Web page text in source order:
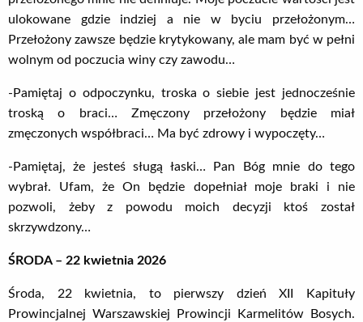
ulokowane gdzie indziej a nie w byciu przełożonym…
Przełożony zawsze będzie krytykowany, ale mam być w pełni
wolnym od poczucia winy czy zawodu…
-Pamiętaj o odpoczynku, troska o siebie jest jednocześnie
troską o braci… Zmęczony przełożony będzie miał
zmęczonych współbraci… Ma być zdrowy i wypoczęty…
-Pamiętaj, że jesteś sługą łaski… Pan Bóg mnie do tego
wybrał. Ufam, że On będzie dopełniał moje braki i nie
pozwoli, żeby z powodu moich decyzji ktoś został
skrzywdzony…
ŚRODA – 22 kwietnia 2026
Środa, 22 kwietnia, to pierwszy dzień XII Kapituły
Prowincjalnej Warszawskiej Prowincji Karmelitów Bosych.